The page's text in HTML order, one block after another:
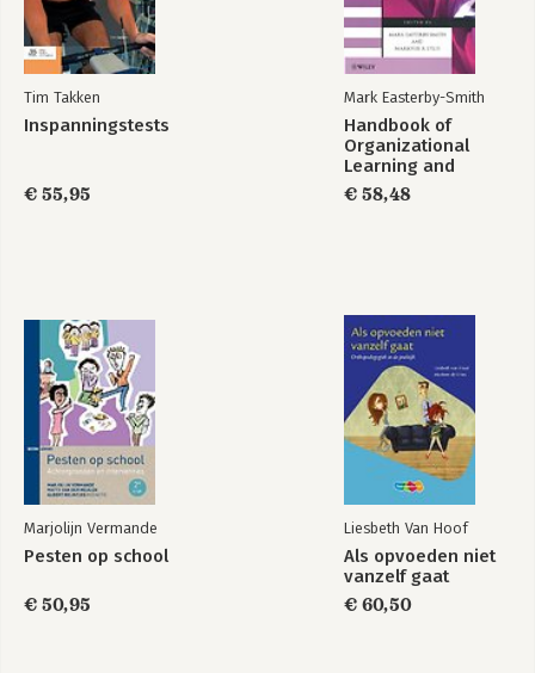
zetel in Utrecht.
Tim Takken
Inspanningstests
€ 55,95
Mark Easterby-Smith
Handbook of
Organizational
Learning and
Knowledge
Management
€ 58,48
Marjolijn Vermande
Pesten op school
€ 50,95
Liesbeth Van Hoof
Als opvoeden niet
vanzelf gaat
€ 60,50